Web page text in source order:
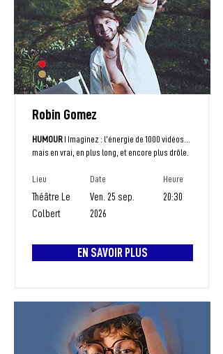
Robin Gomez
HUMOURI Imaginez : l’énergie de 1000 vidéos…
mais en vrai, en plus long, et encore plus drôle.
Lieu Date
Théâtre Le
Colbert
Ven. 25 sep.
2026
Heure
20:30
EN SAVOIR PLUS